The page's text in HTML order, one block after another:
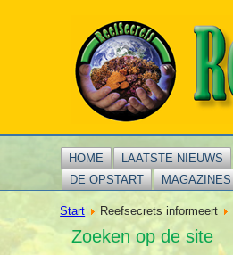
HOME LAATSTE NIEUWS
DE OPSTART
MAGAZINES
Start Reefsecrets informeert
Zoeken op de site